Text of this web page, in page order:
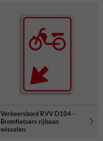
Verkeersbord RVV D104 -
Bromfietsers rijbaan
wisselen